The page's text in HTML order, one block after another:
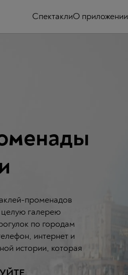
СпектаклиО приложении
променадов
целую галерею
по городам
интернет и
истории, которая